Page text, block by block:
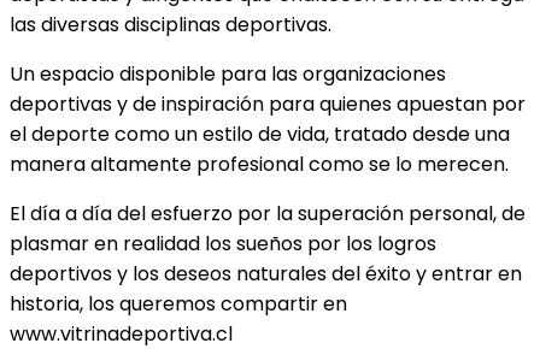
las diversas disciplinas deportivas.
Un espacio disponible para las organizaciones
deportivas y de inspiración para quienes apuestan por
el deporte como un estilo de vida, tratado desde una
manera altamente profesional como se lo merecen.
El día a día del esfuerzo por la superación personal, de
plasmar en realidad los sueños por los logros
deportivos y los deseos naturales del éxito y entrar en
historia, los queremos compartir en
www.vitrinadeportiva.cl